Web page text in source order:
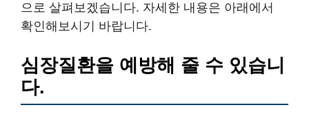
으로 살펴보겠습니다. 자세한 내용은 아래에서
확인해보시기 바랍니다.
심장질환을 예방해 줄 수 있습니
다.